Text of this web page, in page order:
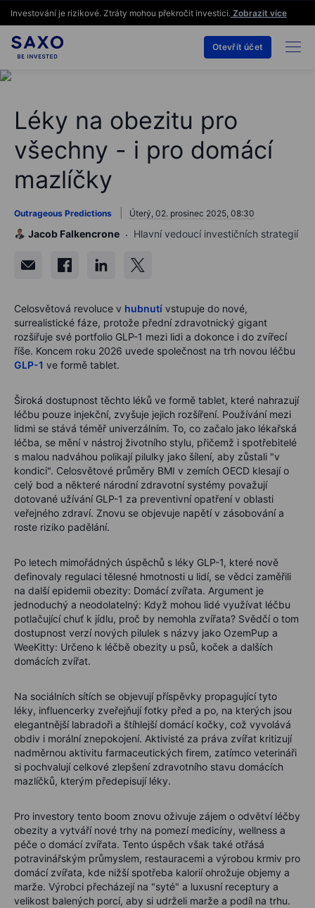
Otevřít účet
Investování je rizikové. Ztráty mohou překročit investici. Zobrazit více
Léky na obezitu pro
všechny - i pro domácí
mazlíčky
Outrageous Predictions Úterý, 02. prosinec 2025, 08:30
Jacob Falkencrone Hlavní vedoucí investičních strategií
Celosvětová revoluce v hubnutí vstupuje do nové,
surrealistické fáze, protože přední zdravotnický gigant
rozšiřuje své portfolio GLP-1 mezi lidi a dokonce i do zvířecí
říše. Koncem roku 2026 uvede společnost na trh novou léčbu
GLP-1 ve formě tablet.
Široká dostupnost těchto léků ve formě tablet, které nahrazují
léčbu pouze injekční, zvyšuje jejich rozšíření. Používání mezi
lidmi se stává téměř univerzálním. To, co začalo jako lékařská
léčba, se mění v nástroj životního stylu, přičemž i spotřebitelé
s malou nadváhou polikají pilulky jako šílení, aby zůstali "v
kondici". Celosvětové průměry BMI v zemích OECD klesají o
celý bod a některé národní zdravotní systémy považují
dotované užívání GLP-1 za preventivní opatření v oblasti
veřejného zdraví. Znovu se objevuje napětí v zásobování a
roste riziko padělání.
Po letech mimořádných úspěchů s léky GLP-1, které nově
definovaly regulaci tělesné hmotnosti u lidí, se vědci zaměřili
na další epidemii obezity: Domácí zvířata. Argument je
jednoduchý a neodolatelný: Když mohou lidé využívat léčbu
potlačující chuť k jídlu, proč by nemohla zvířata? Svědčí o tom
dostupnost verzí nových pilulek s názvy jako OzemPup a
WeeKitty: Určeno k léčbě obezity u psů, koček a dalších
domácích zvířat.
Na sociálních sítích se objevují příspěvky propagující tyto
léky, influencerky zveřejňují fotky před a po, na kterých jsou
elegantnější labradoři a štíhlejší domácí kočky, což vyvolává
obdiv i morální znepokojení. Aktivisté za práva zvířat kritizují
nadměrnou aktivitu farmaceutických firem, zatímco veterináři
si pochvalují celkové zlepšení zdravotního stavu domácích
mazlíčků, kterým předepisují léky.
Pro investory tento boom znovu oživuje zájem o odvětví léčby
obezity a vytváří nové trhy na pomezí medicíny, wellness a
péče o domácí zvířata. Tento úspěch však také otřásá
potravinářským průmyslem, restauracemi a výrobou krmiv pro
domácí zvířata, kde nižší spotřeba kalorií ohrožuje objemy a
marže. Výrobci přecházejí na "syté" a luxusní receptury a
velikost balených porcí, aby si udrželi marže a podíl na trhu.